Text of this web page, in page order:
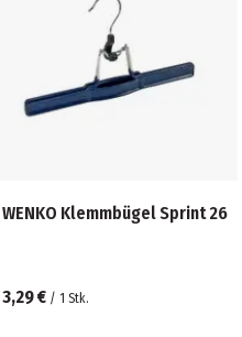
WENKO Klemmbügel Sprint 26
3,29 € / 1 Stk.